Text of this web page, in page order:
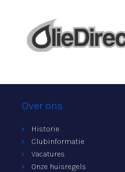
Over ons
Historie
Clubinformatie
Vacatures
Onze huisregels